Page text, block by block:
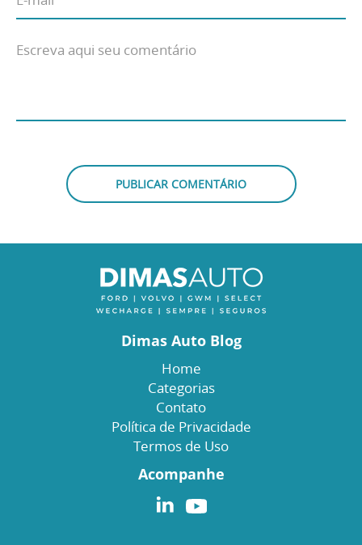
Dimas Auto Blog
Home
Categorias
Contato
Política de Privacidade
Termos de Uso
Acompanhe